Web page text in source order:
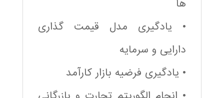
ها
• یادگیری مدل قیمت گذاری
دارایی و سرمایه
• یادگیری فرضیه بازار کارآمد